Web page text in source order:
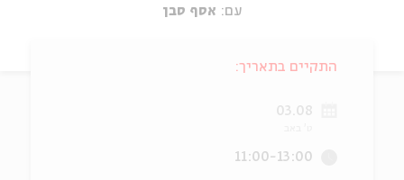
עם: אסף סבן
התקיים בתאריך:
03.08
11:00-13:00